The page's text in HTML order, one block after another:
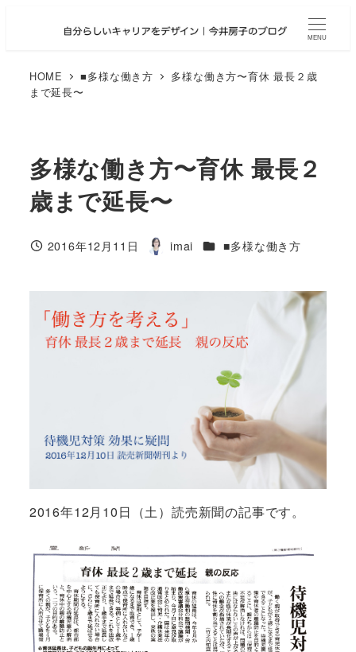
MENU
HOME ■多様な働き方
多様な働き方〜育休 最長２歳
まで延長〜
多様な働き方〜育休 最長２
歳まで延長〜
投稿日2016年12月11日
著
imai カテゴリー
■多様な働き方
2016年12月10日（土）読売新聞の記事です。